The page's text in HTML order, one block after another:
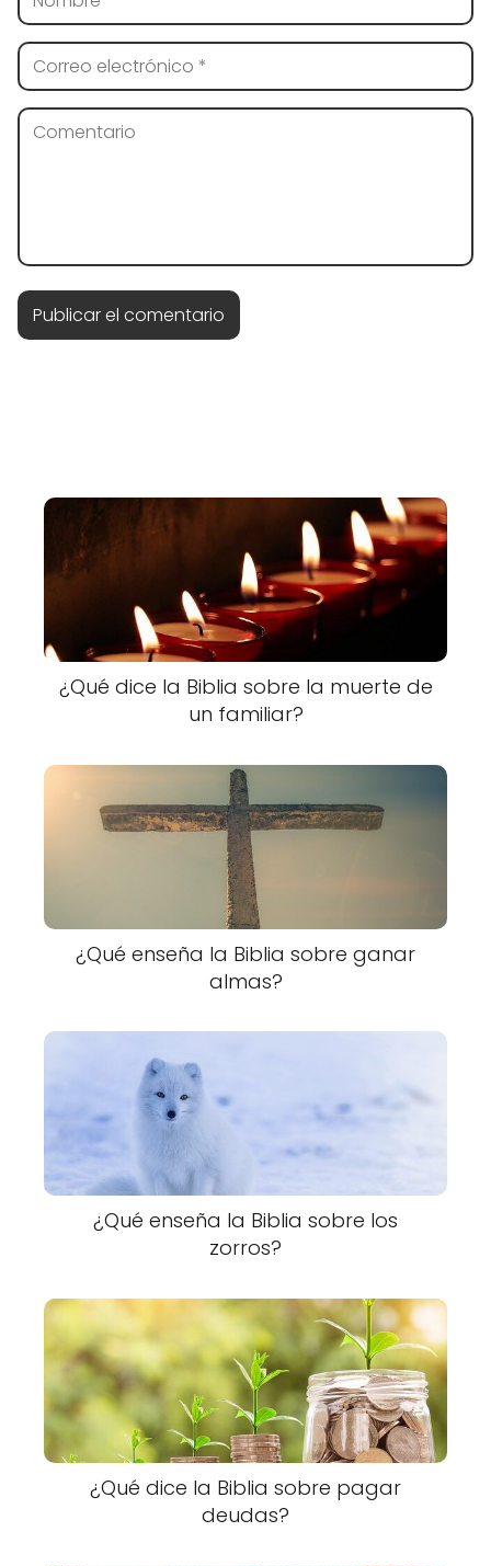
¿Qué dice la Biblia sobre la muerte de
un familiar?
¿Qué enseña la Biblia sobre ganar
almas?
¿Qué enseña la Biblia sobre los
zorros?
¿Qué dice la Biblia sobre pagar
deudas?